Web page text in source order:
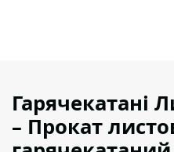
Гарячекатані
– Прокат